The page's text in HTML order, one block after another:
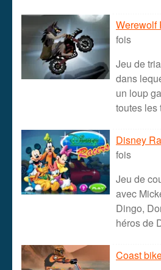
Werewolf
fois
Jeu de
dans
un loup
toutes les
Disney
fois
Jeu de
avec
Dingo,
héros de
Coast